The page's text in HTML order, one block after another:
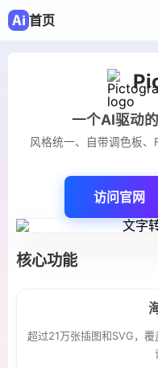
首页
一个AI驱动
风格统一、自带调色板
访问官网
核心功能
超过21万张插图和SVG，